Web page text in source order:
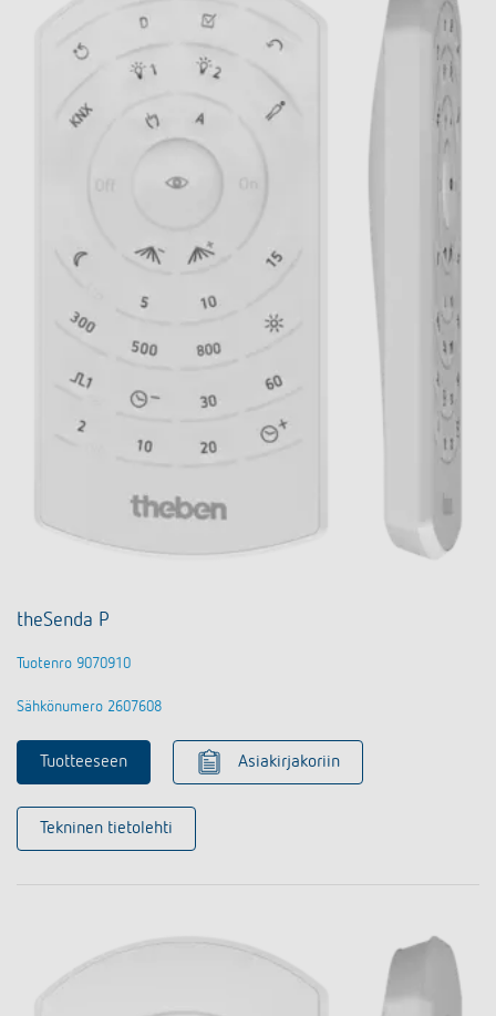
theSenda P
Tuotenro 9070910
Sähkönumero 2607608
Tuotteeseen Asiakirjakoriin
Tekninen tietolehti